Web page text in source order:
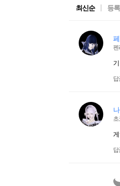
최신순 등
펜
답
초
답